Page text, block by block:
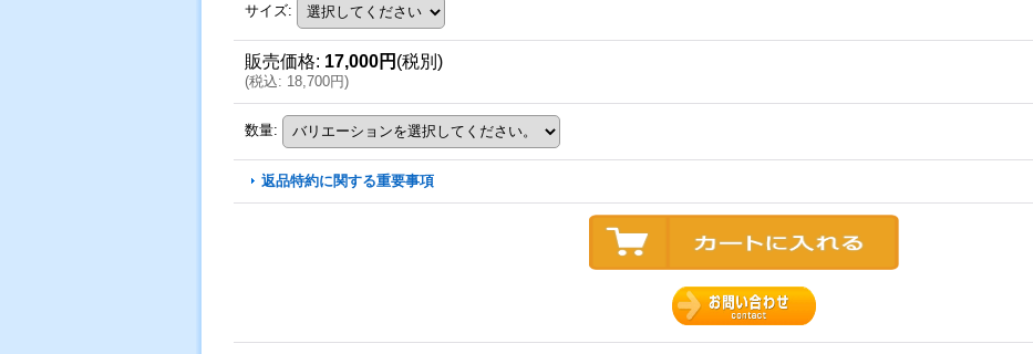
サイズ:
販売価格: 17,000円 (税別)
(税込: 18,700円)
数量:
返品特約に関する重要事項